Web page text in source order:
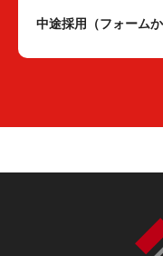
中途採用（フォームか